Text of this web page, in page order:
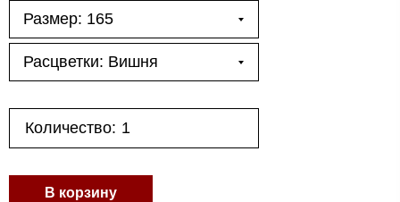
Размер: 165
Расцветки: Вишня
Количество:
В корзину